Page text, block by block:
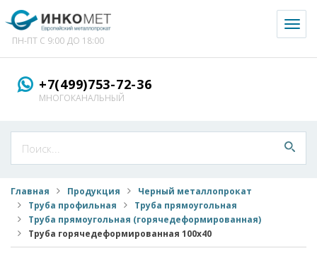
ПН-ПТ С 9:00 ДО 18:00
+7(499)753-72-36
МНОГОКАНАЛЬНЫЙ
Главная Продукция
Черный металлопрокат
Труба профильная
Труба прямоугольная
Труба прямоугольная (горячедеформированная)
Труба горячедеформированная 100x40